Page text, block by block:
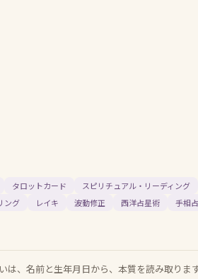
タロットカード
スピリチュアル・リーディング
ング
レイキ 波動修正 西洋占星術 手相
は、名前と生年月日から、本質を読み取りま